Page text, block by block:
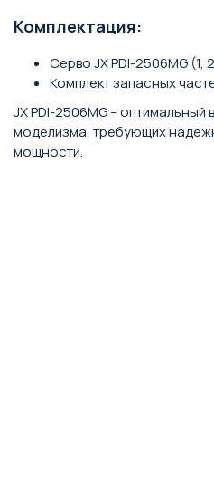
Комплектация:
Серво JX PDI-2506MG (1,
Комплект запасных
JX PDI-2506MG – оптимальный
моделизма, требующих
мощности.